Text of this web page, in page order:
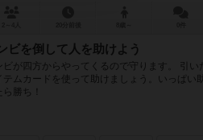
ビを倒して人を助けよう
ビが四方からやってくるので守ります。 引い
テムカードを使って助けましょう。いっぱい
ら勝ち！